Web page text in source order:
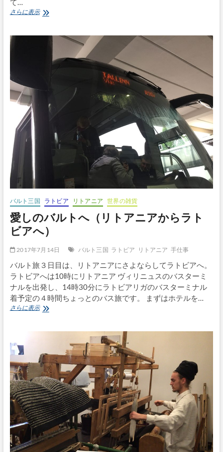
て…
さらに表示愛
バルト三国 ラトビア リトアニア 世界の雑貨
愛しのバルトへ（リトアニアからラト
ビアへ）
2017年7月14日 バルト三国 ラトビア リトアニア 手仕事
バルト旅３日目は、リトアニアにさよならしてラトビアへ。
ラトビアへは10時にリトアニア ヴィリニュスのバスターミ
ナルを出発し、14時30分にラトビアリガのバスターミナル
着予定の４時間ちょっとのバス旅です。 まずはホテルを…
さらに表示愛
バ
ト
へ
（リ
ト
ア
ニ
ア
か
ら
ラ
ト